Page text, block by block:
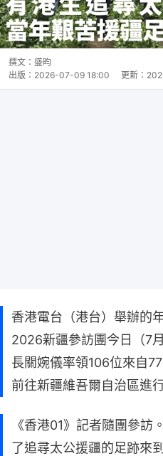
撰文： 盛昀
出版： 2026-07-09 18:00 更新：
香港電台（港台）舉辦的
2026新疆參訪團今日（7
長關婉儀率領106位來自
前往新疆維吾爾自治區進
《香港01》記者隨團參訪
了追尋太公援疆的足跡來